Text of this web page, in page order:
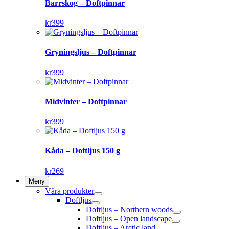
Barrskog – Doftpinnar
kr399
Gryningsljus – Doftpinnar
kr399
Midvinter – Doftpinnar
kr399
Kåda – Doftljus 150 g
kr269
Meny
Våra produkter
Doftljus
Doftljus – Northern woods
Doftljus – Open landscape